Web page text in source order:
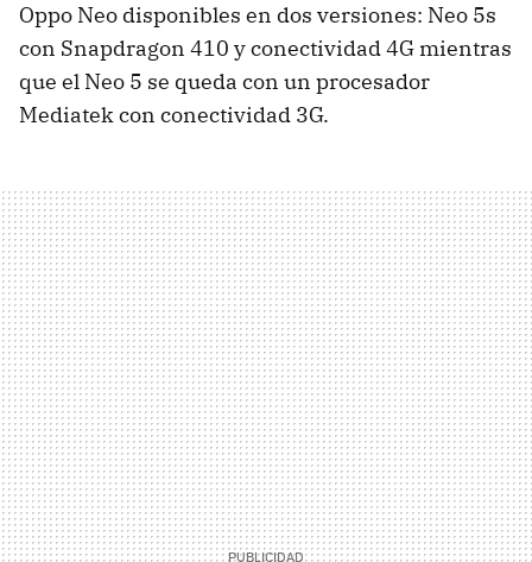
Oppo Neo disponibles en dos versiones: Neo 5s
con Snapdragon 410 y conectividad 4G mientras
que el Neo 5 se queda con un procesador
Mediatek con conectividad 3G.